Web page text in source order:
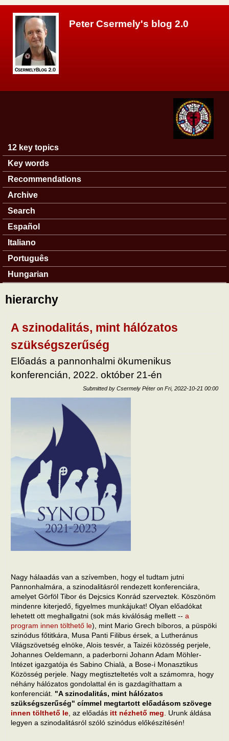
Peter Csermely's blog 2.0
Main menu
12 key topics
Key words
Recommendations
Archive
Search
Español
Italiano
Português
Hungarian
hierarchy
A szinodalitás, mint hálózatos
szükségszerűség
Előadás a pannonhalmi ökumenikus
konferencián, 2022. október 21-én
Submitted by Csermely Péter on Fri, 2022-10-21 00:00
Nagy hálaadás van a szívemben, hogy el tudtam jutni
Pannonhalmára, a szinodalitásról rendezett konferenciára,
amelyet Görföl Tibor és Dejcsics Konrád szerveztek. Köszönöm
mindenre kiterjedő, figyelmes munkájukat! Olyan előadókat
lehetett ott meghallgatni (sok más kiválóság mellett -- a
program innen tölthető le), mint Mario Grech bíboros, a püspöki
szinódus főtitkára, Musa Panti Filibus érsek, a Lutheránus
Világszövetség elnöke, Alois tesvér, a Taizéi közösség perjele,
Johannes Oeldemann, a paderborni Johann Adam Möhler-
Intézet igazgatója és Sabino Chialà, a Bose-i Monasztikus
Közösség perjele. Nagy megtiszteltetés volt a számomra, hogy
néhány hálózatos gondolattal én is gazdagíthattam a
konferenciát. "A szinodalitás, mint hálózatos
szükségszerűség" címmel megtartott előadásom szövege
innen tölthető le , az előadás itt nézhető meg . Urunk áldása
legyen a szinodalitásról szóló szinódus előkészítésén!